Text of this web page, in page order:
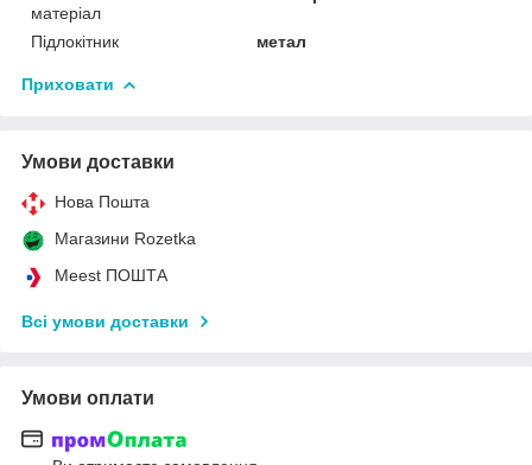
матеріал
Підлокітник метал
Приховати
Умови доставки
Нова Пошта
Магазини Rozetka
Meest ПОШТА
Всі умови доставки
Умови оплати